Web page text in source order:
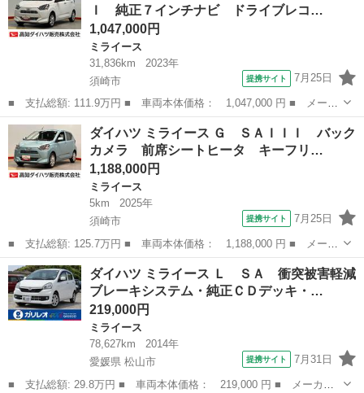
ト クリアラン...
Ｉ 純正７インチナビ ドライブレコ…
1,047,000円
ミライース
31,836km
2023年
須崎市
提携サイト 7月25日
■ 支払総額: 111.9万円 ■ 車両本体価格： 1,047,000 円 ■ メーカ
ー名： ダイハツ ■ 車種名： ミライース ■ グレード名： Ｇ
リミテッドＳＡＩＩＩ 純正７インチナビ ドライブレコーダー バ
ックカメ...
高知 須崎市 ミライース
ダイハツ ミライース Ｇ ＳＡＩＩＩ バック
カメラ 前席シートヒータ キーフリ…
1,188,000円
ミライース
5km
2025年
須崎市
提携サイト 7月25日
■ 支払総額: 125.7万円 ■ 車両本体価格： 1,188,000 円 ■ メーカ
ー名： ダイハツ ■ 車種名： ミライース ■ グレード名： Ｇ
ＳＡＩＩＩ バックカメラ 前席シートヒータ キーフリー 衝突被
害軽減シ...
高知 須崎市 ミライース
ダイハツ ミライース Ｌ ＳＡ 衝突被害軽減
ブレーキシステム・純正ＣＤデッキ・…
219,000円
ミライース
78,627km
2014年
愛媛県 松山市
提携サイト 7月31日
■ 支払総額: 29.8万円 ■ 車両本体価格： 219,000 円 ■ メーカー